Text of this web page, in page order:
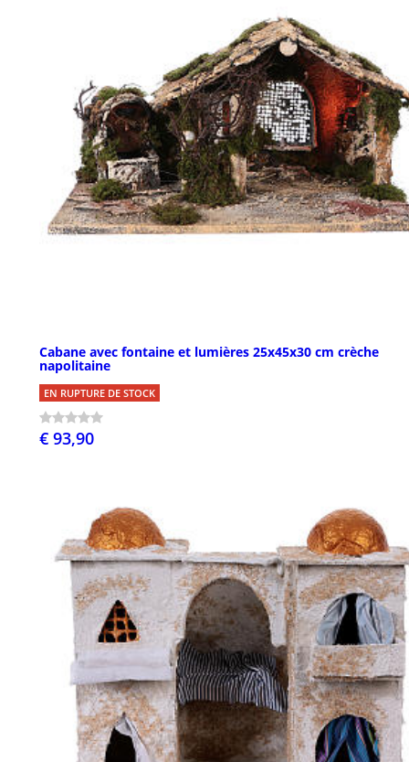
Cabane avec fontaine et lumières 25x45x30 cm crèche
napolitaine
EN RUPTURE DE STOCK
€ 93,90